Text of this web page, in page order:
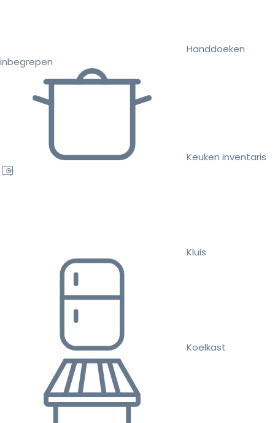
Handdoeken
inbegrepen
Keuken inventaris
Kluis
Koelkast